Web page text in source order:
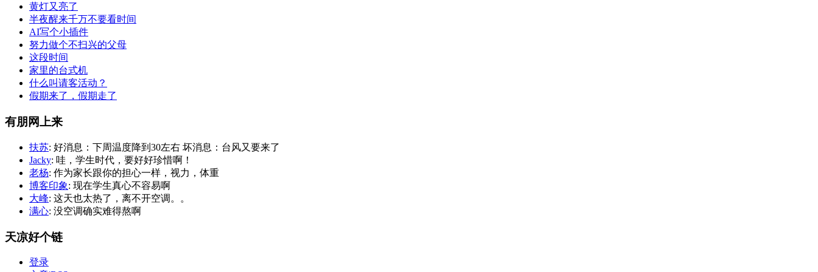
黄灯又亮了
半夜醒来千万不要看时间
AI写个小插件
努力做个不扫兴的父母
这段时间
家里的台式机
什么叫请客活动？
假期来了，假期走了
有朋网上来
扶苏: 好消息：下周温度降到30左右 坏消息：台风又要来了
Jacky: 哇，学生时代，要好好珍惜啊！
老杨: 作为家长跟你的担心一样，视力，体重
博客印象: 现在学生真心不容易啊
大峰: 这天也太热了，离不开空调。。
满心: 没空调确实难得熬啊
天凉好个链
登录